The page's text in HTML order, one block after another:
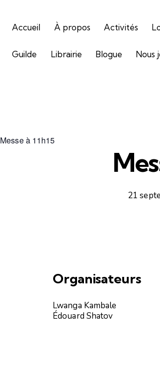
Accueil À propos Activités
Guilde Librairie Blogue Nous
Messe à 11h15
21
Organisateurs
Lwanga Kambale
Édouard Shatov